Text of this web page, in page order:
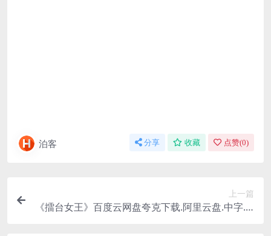
泊客 分享 收藏 点赞(0)
上一篇
《擂台女王》百度云网盘夸克下载.阿里云盘.中字.(2